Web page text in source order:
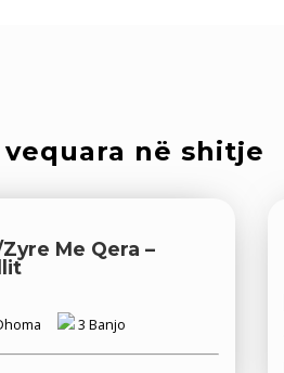
në shitje
Me Qera –
3 Banjo